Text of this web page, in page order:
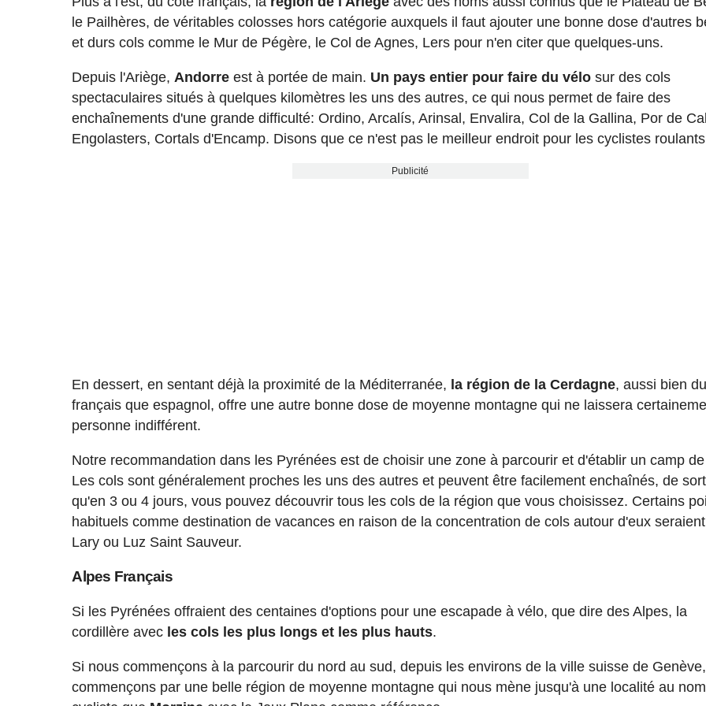
le Pailhères, de véritables colosses hors catégorie auxquels il faut ajouter une bonne dose d'autres
et durs cols comme le Mur de Pégère, le Col de Agnes, Lers pour n'en citer que quelques-uns.
Depuis l'Ariège, Andorre est à portée de main. Un pays entier pour faire du vélo sur des cols
spectaculaires situés à quelques kilomètres les uns des autres, ce qui nous permet de faire des
enchaînements d'une grande difficulté: Ordino, Arcalís, Arinsal, Envalira, Col de la Gallina, Por de
Engolasters, Cortals d'Encamp. Disons que ce n'est pas le meilleur endroit pour les cyclistes
Publicité
En dessert, en sentant déjà la proximité de la Méditerranée, la région de la Cerdagne, aussi bien
français que espagnol, offre une autre bonne dose de moyenne montagne qui ne laissera
personne indifférent.
Notre recommandation dans les Pyrénées est de choisir une zone à parcourir et d'établir un camp
Les cols sont généralement proches les uns des autres et peuvent être facilement enchaînés, de
qu'en 3 ou 4 jours, vous pouvez découvrir tous les cols de la région que vous choisissez. Certains
habituels comme destination de vacances en raison de la concentration de cols autour d'eux
Lary ou Luz Saint Sauveur.
Alpes Français
Si les Pyrénées offraient des centaines d'options pour une escapade à vélo, que dire des Alpes, la
cordillère avec les cols les plus longs et les plus hauts.
Si nous commençons à la parcourir du nord au sud, depuis les environs de la ville suisse de
commençons par une belle région de moyenne montagne qui nous mène jusqu'à une localité au